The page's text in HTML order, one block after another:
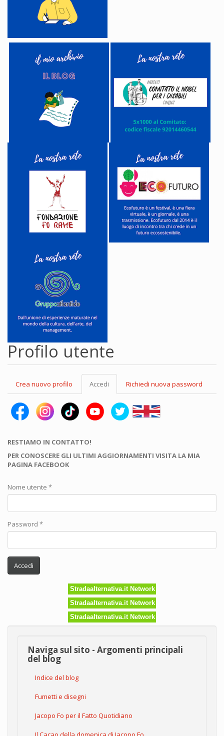
Profilo utente
primarie
Crea nuovo profilo Accedi (scheda
attiva)
Richiedi nuova password
RESTIAMO IN CONTATTO!
PER CONOSCERE GLI ULTIMI AGGIORNAMENTI VISITA LA MIA
PAGINA FACEBOOK
Nome utente *
Password *
Accedi
Stradaalternativa.it Network
Stradaalternativa.it Network
Stradaalternativa.it Network
Naviga sul sito - Argomenti principali
del blog
Indice del blog
Fumetti e disegni
Jacopo Fo per il Fatto Quotidiano